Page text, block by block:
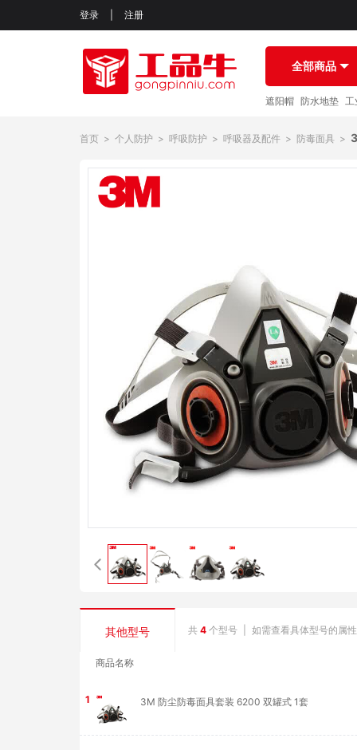
登录 注册
全部商品
遮阳帽 防水地垫 工
首页 > 个人防护 > 呼吸防护 > 呼吸器及配件 > 防毒面具 >
其他型号 共 4 个型号 如需查看具体型号的属
商品名称
1 3M 防尘防毒面具套装 6200 双罐式 1套